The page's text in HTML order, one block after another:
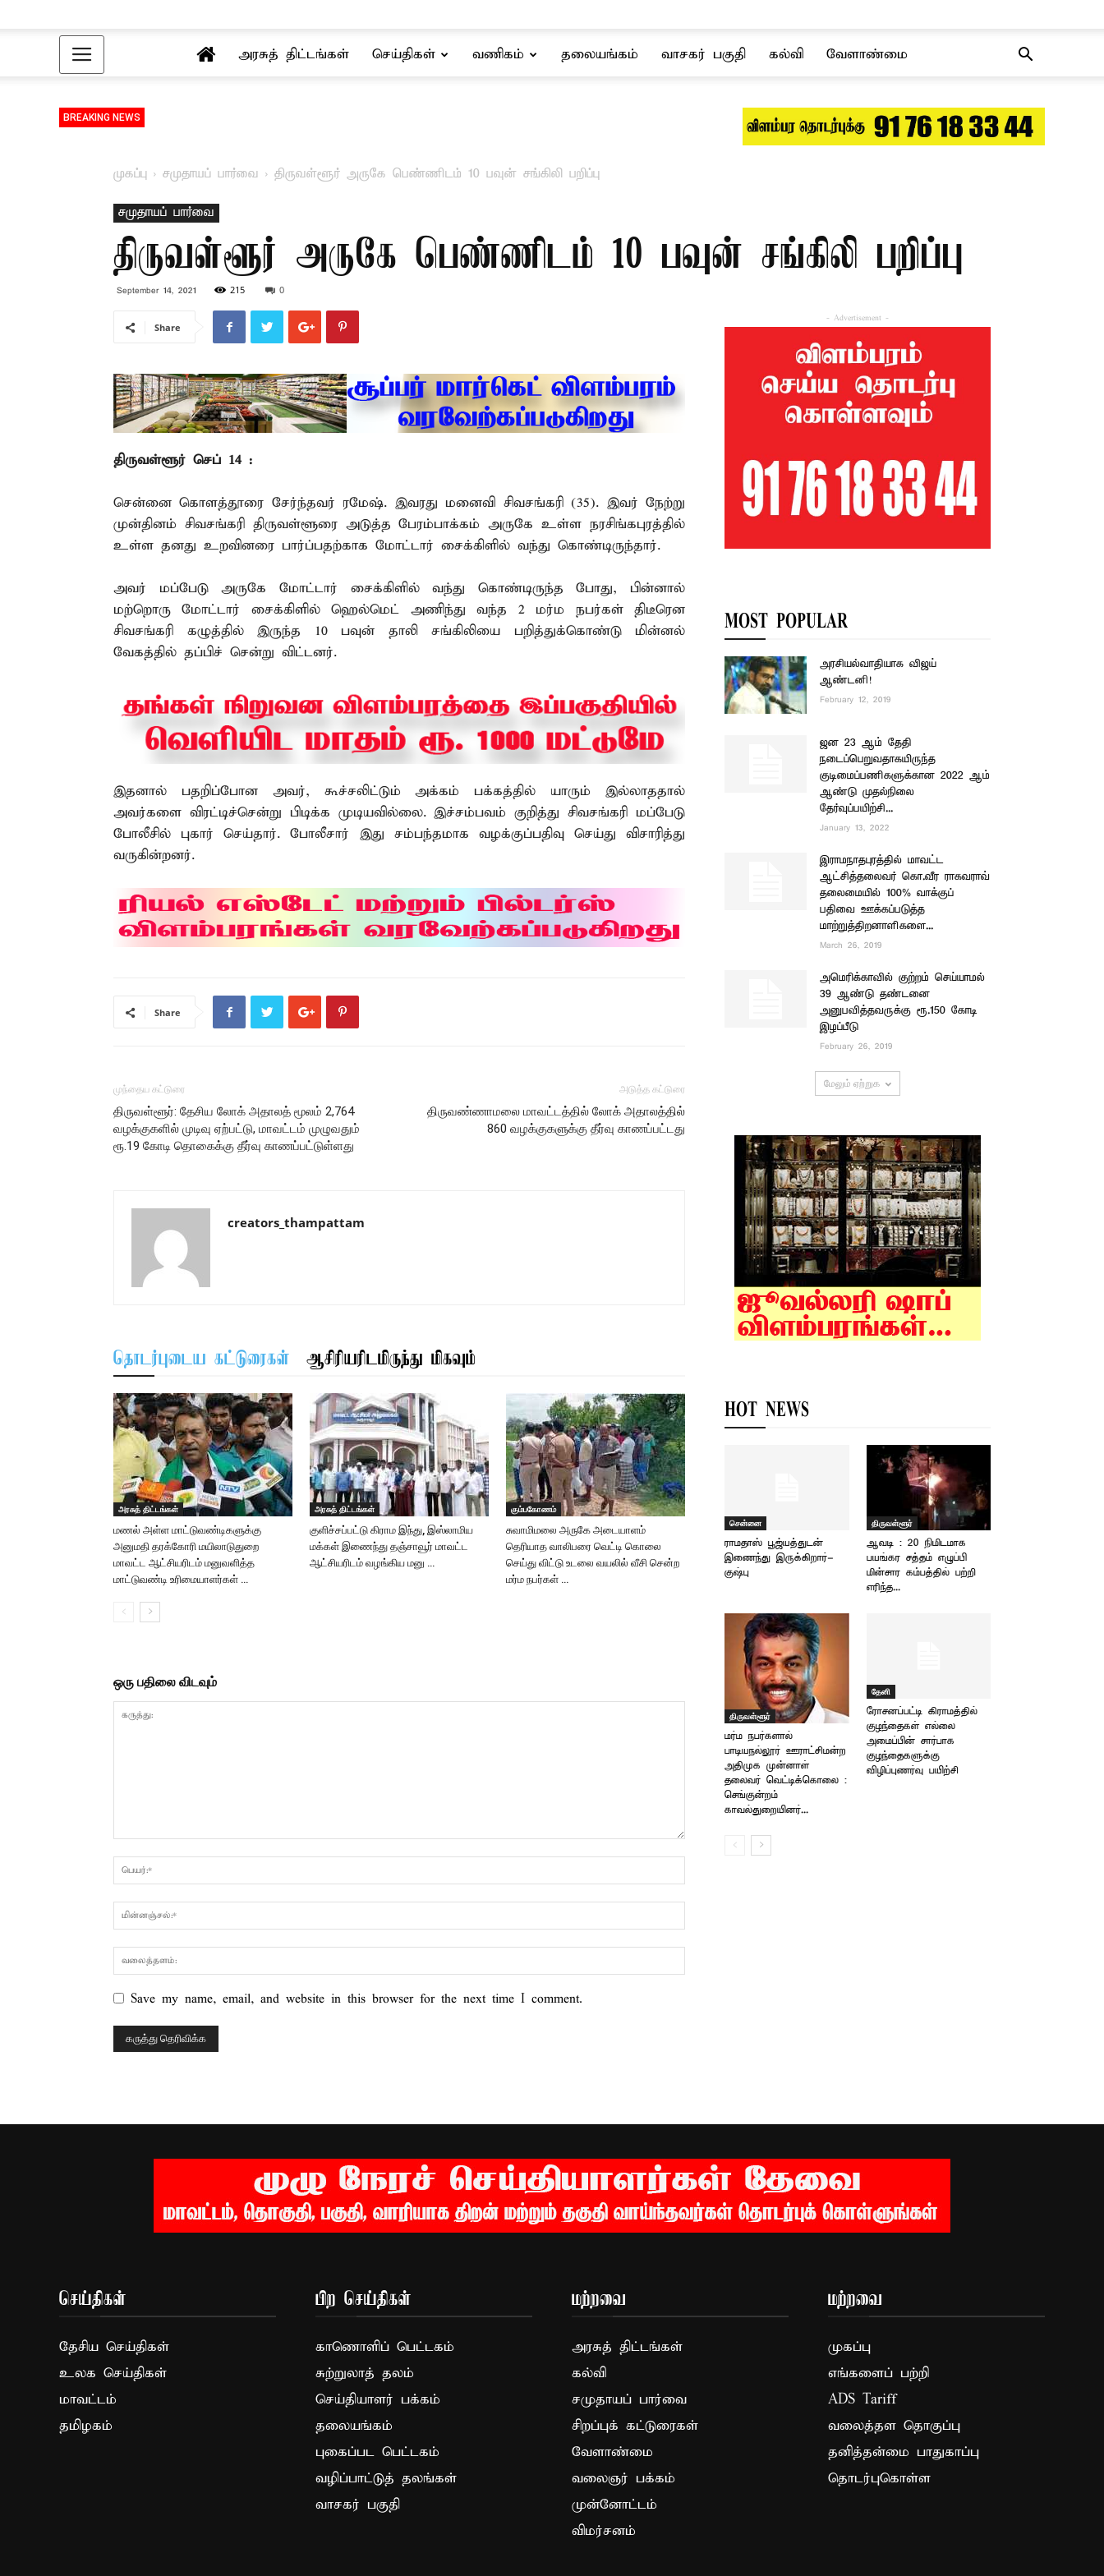
அரசுத் திட்டங்கள் செய்திகள் வணிகம் தலையங்கம் வாசகர் பகுதி கல்வி வேளாண்மை
BREAKING NEWS
முகப்பு சமுதாயப் பார்வை திருவள்ளூர் அருகே பெண்ணிடம் 10 பவுன் சங்கிலி பறிப்பு
சமுதாயப் பார்வை
திருவள்ளூர் அருகே பெண்ணிடம் 10 பவுன் சங்கிலி பறிப்பு
September 14, 2021 215 0
Share
திருவள்ளூர் செப் 14 :
சென்னை கொளத்தூரை சேர்ந்தவர் ரமேஷ். இவரது மனைவி சிவசங்கரி (35). இவர் நேற்று
முன்தினம் சிவசங்கரி திருவள்ளூரை அடுத்த பேரம்பாக்கம் அருகே உள்ள நரசிங்கபுரத்தில்
உள்ள தனது உறவினரை பார்ப்பதற்காக மோட்டார் சைக்கிளில் வந்து கொண்டிருந்தார்.
அவர் மப்பேடு அருகே மோட்டார் சைக்கிளில் வந்து கொண்டிருந்த போது, பின்னால்
மற்றொரு மோட்டார் சைக்கிளில் ஹெல்மெட் அணிந்து வந்த 2 மர்ம நபர்கள் திடீரென
சிவசங்கரி கழுத்தில் இருந்த 10 பவுன் தாலி சங்கிலியை பறித்துக்கொண்டு மின்னல்
வேகத்தில் தப்பிச் சென்று விட்டனர்.
இதனால் பதறிப்போன அவர், கூச்சலிட்டும் அக்கம் பக்கத்தில் யாரும் இல்லாததால்
அவர்களை விரட்டிச்சென்று பிடிக்க முடியவில்லை. இச்சம்பவம் குறித்து சிவசங்கரி மப்பேடு
போலீசில் புகார் செய்தார். போலீசார் இது சம்பந்தமாக வழக்குப்பதிவு செய்து விசாரித்து
வருகின்றனர்.
Share
முந்தைய கட்டுரை
திருவள்ளூர்: தேசிய லோக் அதாலத் மூலம் 2,764
வழக்குகளில் முடிவு ஏற்பட்டு, மாவட்டம் முழுவதும்
ரூ.19 கோடி தொகைக்கு தீர்வு காணப்பட்டுள்ளது
அடுத்த கட்டுரை
திருவண்ணாமலை மாவட்டத்தில் லோக் அதாலத்தில்
860 வழக்குகளுக்கு தீர்வு காணப்பட்டது
creators_thampattam
தொடர்புடைய கட்டுரைகள் ஆசிரியரிடமிருந்து மிகவும்
அரசுத் திட்டங்கள்
மணல் அள்ள மாட்டுவண்டிகளுக்கு
அனுமதி தரக்கோரி மயிலாடுதுறை
மாவட்ட ஆட்சியரிடம் மனுவளித்த
மாட்டுவண்டி உரிமையாளர்கள் …
அரசுத் திட்டங்கள்
குளிச்சப்பட்டு கிராம இந்து, இஸ்லாமிய
மக்கள் இணைந்து தஞ்சாவூர் மாவட்ட
ஆட்சியரிடம் வழங்கிய மனு …
கும்பகோணம்
சுவாமிமலை அருகே அடையாளம்
தெரியாத வாலிபரை வெட்டி கொலை
செய்து விட்டு உடலை வயலில் வீசி சென்ற
மர்ம நபர்கள் …
ஒரு பதிலை விடவும்
Save my name, email, and website in this browser for the next time I comment.
- Advertisement -
MOST POPULAR
அரசியல்வாதியாக விஜய்
ஆண்டனி!
February 12, 2019
ஜன 23 ஆம் தேதி
நடைப்பெறுவதாகயிருந்த
குடிமைப்பணிகளுக்கான 2022 ஆம்
ஆண்டு முதல்நிலை
தேர்வுப்பயிற்சி...
January 13, 2022
இராமநாதபுரத்தில் மாவட்ட
ஆட்சித்தலைவர் கொ.வீர ராகவராவ்
தலைமையில் 100% வாக்குப்
பதிவை ஊக்கப்படுத்த
மாற்றுத்திறனாளிகளை...
March 26, 2019
அமெரிக்காவில் குற்றம் செய்யாமல்
39 ஆண்டு தண்டனை
அனுபவித்தவருக்கு ரூ.150 கோடி
இழப்பீடு
February 26, 2019
மேலும் ஏற்றுக
HOT NEWS
சென்னை
ராமதாஸ் பூஜ்யத்துடன்
இணைந்து இருக்கிறார்-
குஷ்பு
திருவள்ளூர்
ஆவடி : 20 நிமிடமாக
பயங்கர சத்தம் எழுப்பி
மின்சார கம்பத்தில் பற்றி
எரிந்த...
திருவள்ளூர்
மர்ம நபர்களால்
பாடியநல்லூர் ஊராட்சிமன்ற
அதிமுக முன்னாள்
தலைவர் வெட்டிக்கொலை :
செங்குன்றம்
காவல்துறையினர்...
தேனி
ரோசனப்பட்டி கிராமத்தில்
குழந்தைகள் எல்லை
அமைப்பின் சார்பாக
குழந்தைகளுக்கு
விழிப்புணர்வு பயிற்சி
செய்திகள்
தேசிய செய்திகள்
உலக செய்திகள்
மாவட்டம்
தமிழகம்
பிற செய்திகள்
காணொளிப் பெட்டகம்
சுற்றுலாத் தலம்
செய்தியாளர் பக்கம்
தலையங்கம்
புகைப்பட பெட்டகம்
வழிப்பாட்டுத் தலங்கள்
வாசகர் பகுதி
மற்றவை
அரசுத் திட்டங்கள்
கல்வி
சமுதாயப் பார்வை
சிறப்புக் கட்டுரைகள்
வேளாண்மை
வலைஞர் பக்கம்
முன்னோட்டம்
விமர்சனம்
மற்றவை
முகப்பு
எங்களைப் பற்றி
ADS Tariff
வலைத்தள தொகுப்பு
தனித்தன்மை பாதுகாப்பு
தொடர்புகொள்ள